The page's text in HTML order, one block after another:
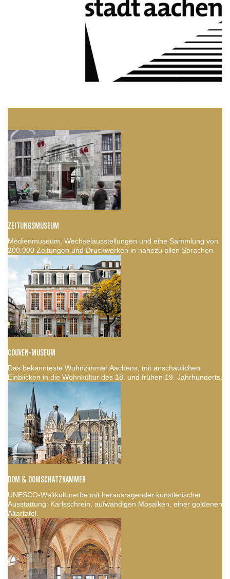
ZEITUNGSMUSEUM
Medienmuseum, Wechselausstellungen und eine Sammlung von
200.000 Zeitungen und Druckwerken in nahezu allen Sprachen.
COUVEN-MUSEUM
Das bekannteste Wohnzimmer Aachens, mit anschaulichen
Einblicken in die Wohnkultur des 18. und frühen 19. Jahrhunderts.
DOM & DOMSCHATZKAMMER
UNESCO-Weltkulturerbe mit herausragender künstlerischer
Ausstattung: Karlsschrein, aufwändigen Mosaiken, einer goldenen
Altartafel.